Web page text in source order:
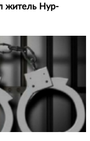
житель Нур-